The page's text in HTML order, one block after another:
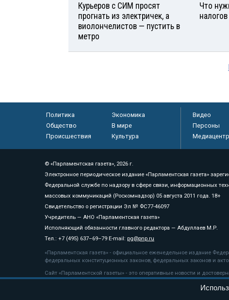
Курьеров с СИМ просят
прогнать из электричек, а
виолончелистов — пустить в
метро
Что
Политика
Экономика
Общество
В мире
Происшествия
Культура
Видео
Персоны
Медиацентр
© «Парламентская газета», 2026 г.
Электронное периодическое издание «Парламентская газета»
Федеральной службе по надзору в сфере связи, информационных
массовых коммуникаций (Роскомнадзор) 05 августа 2011 года. 18+
Свидетельство о регистрации Эл № ФС77-46097
Учредитель — АНО «Парламентская газета»
Исполняющий обязанности главного редактора — Абдуллаев М.Р.
Тел.: +7 (495) 637–69–79 E-mail: pg@pnp.ru
«Парламентская газета» - официальное еженедельное издание
федеральных конституционных законов, федеральных законов и
Сайт «Парламентской газеты» - это оперативные новости и
«Парламентской газеты» активная ссылка на pnp.ru обязательна.
рекомендательные